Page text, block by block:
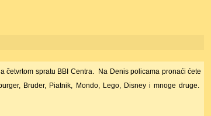
četvrtom spratu BBI Centra. Na Denis policama pronaći ćete
Bruder, Piatnik, Mondo, Lego, Disney i mnoge druge.